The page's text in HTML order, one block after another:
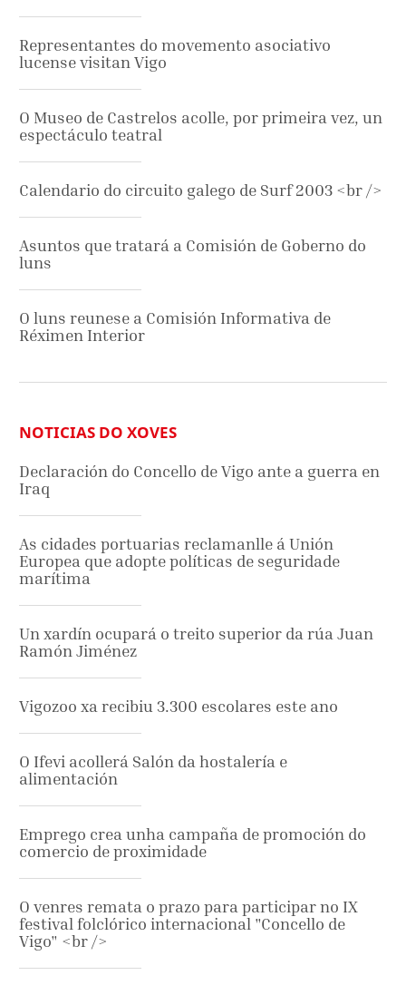
Representantes do movemento asociativo
lucense visitan Vigo
O Museo de Castrelos acolle, por primeira vez, un
espectáculo teatral
Calendario do circuito galego de Surf 2003 <br />
Asuntos que tratará a Comisión de Goberno do
luns
O luns reunese a Comisión Informativa de
Réximen Interior
NOTICIAS DO XOVES
Declaración do Concello de Vigo ante a guerra en
Iraq
As cidades portuarias reclamanlle á Unión
Europea que adopte políticas de seguridade
marítima
Un xardín ocupará o treito superior da rúa Juan
Ramón Jiménez
Vigozoo xa recibiu 3.300 escolares este ano
O Ifevi acollerá Salón da hostalería e
alimentación
Emprego crea unha campaña de promoción do
comercio de proximidade
O venres remata o prazo para participar no IX
festival folclórico internacional "Concello de
Vigo" <br />